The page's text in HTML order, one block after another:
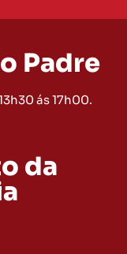
Padre
ás 17h00.
da